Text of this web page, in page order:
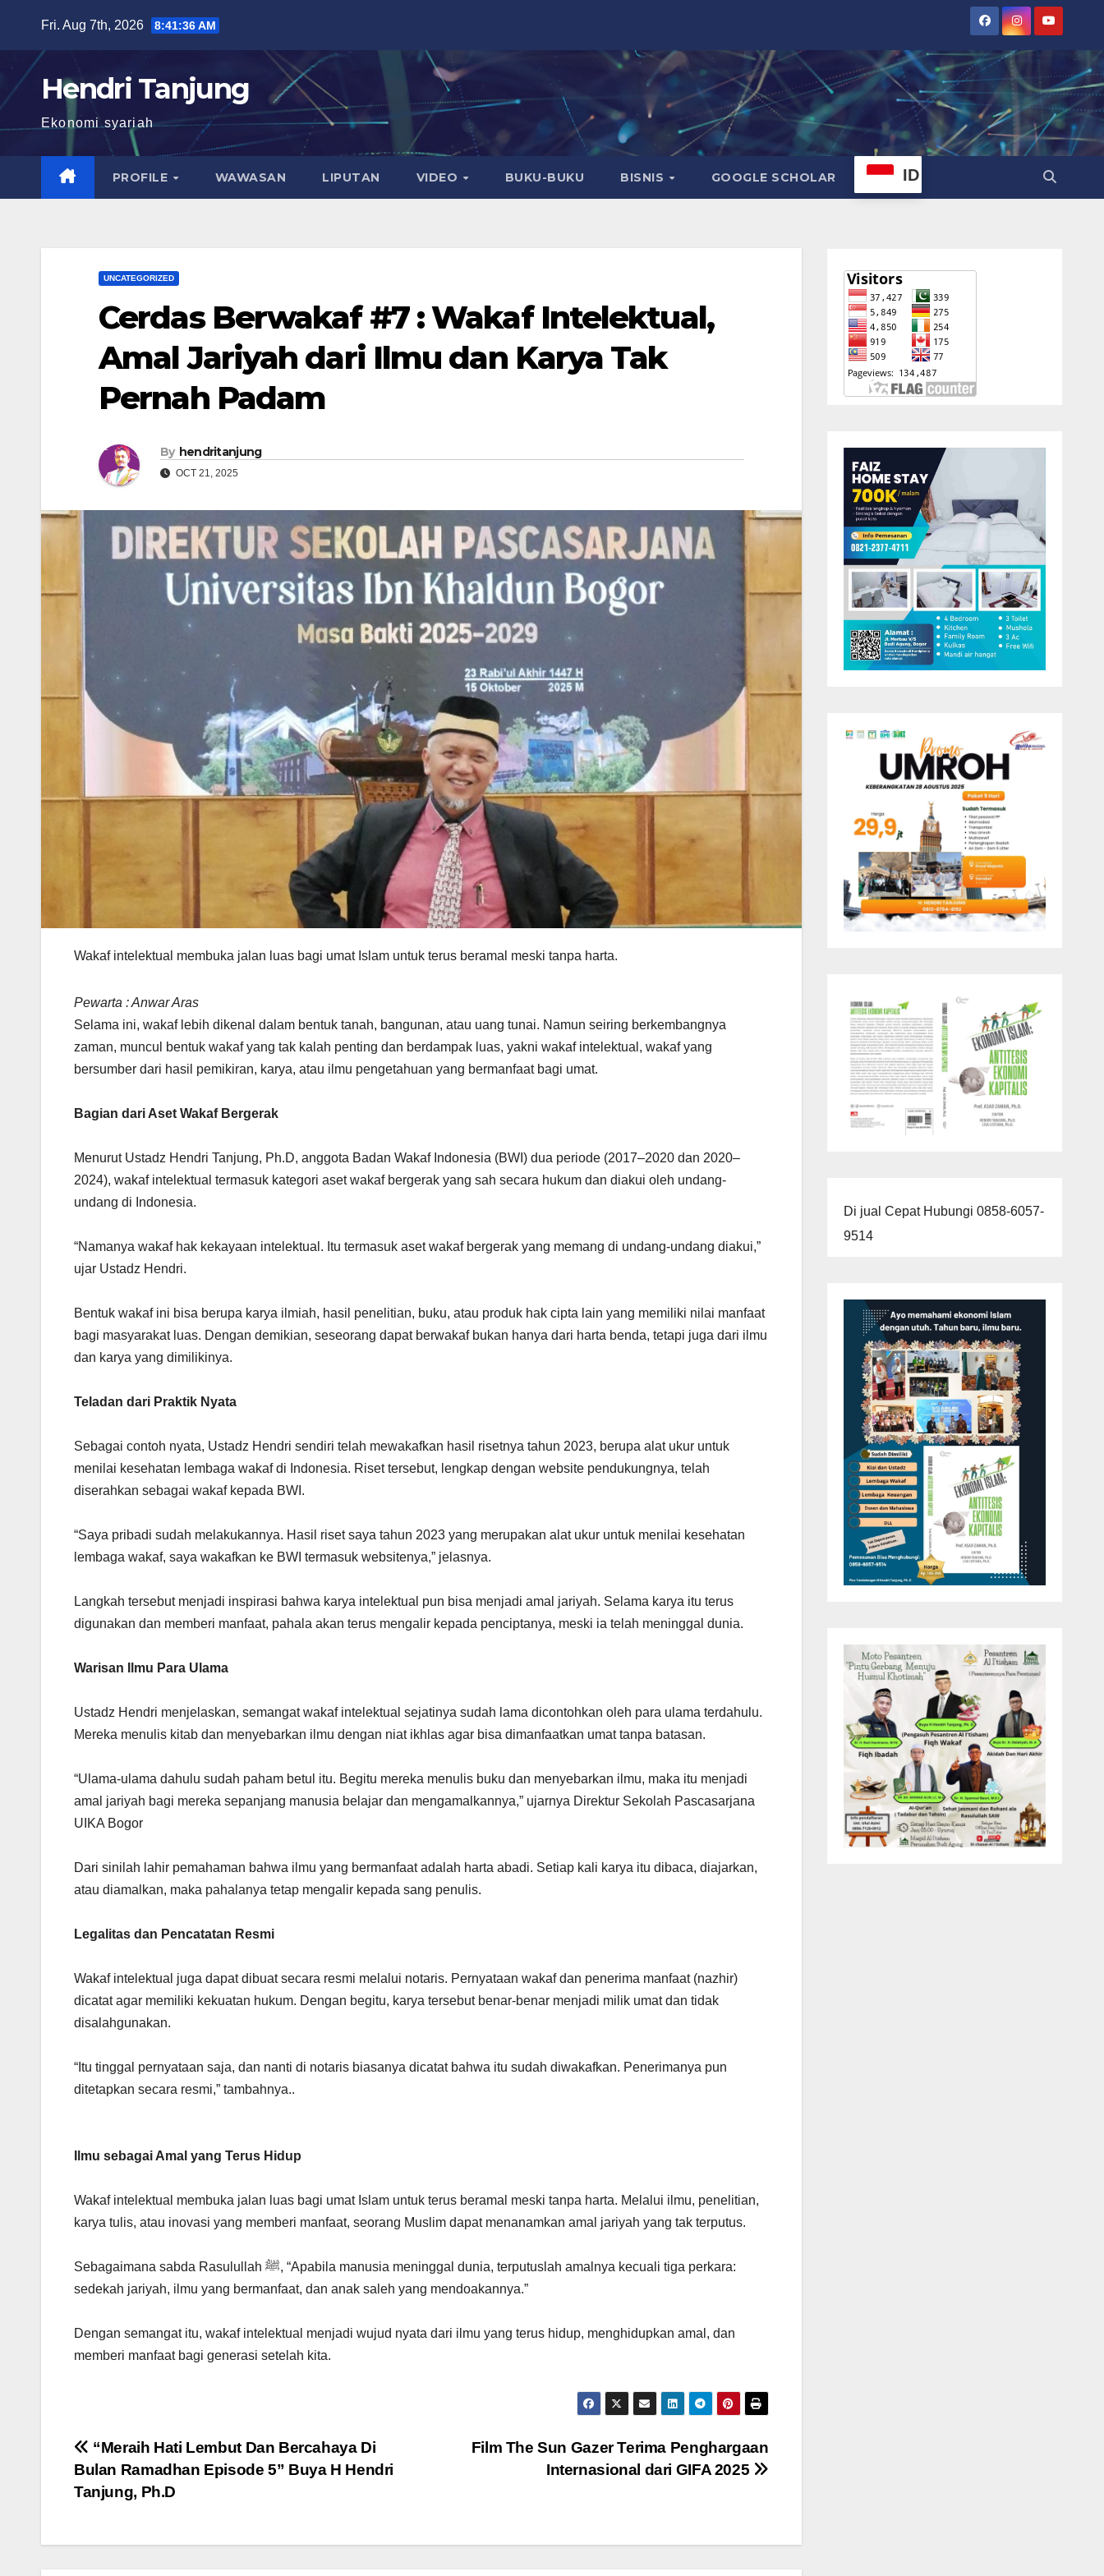
content
Fri. Aug 7th, 2026 8:41:37 AM
Hendri Tanjung
Ekonomi syariah
PROFILE WAWASAN LIPUTAN VIDEO BUKU-BUKU BISNIS GOOGLE SCHOLAR ID
UNCATEGORIZED
Cerdas Berwakaf #7 : Wakaf Intelektual,
Amal Jariyah dari Ilmu dan Karya Tak
Pernah Padam
By hendritanjung
OCT 21, 2025
Wakaf intelektual membuka jalan luas bagi umat Islam untuk terus beramal meski tanpa harta.
Pewarta : Anwar Aras
Selama ini, wakaf lebih dikenal dalam bentuk tanah, bangunan, atau uang tunai. Namun seiring berkembangnya
zaman, muncul bentuk wakaf yang tak kalah penting dan berdampak luas, yakni wakaf intelektual, wakaf yang
bersumber dari hasil pemikiran, karya, atau ilmu pengetahuan yang bermanfaat bagi umat.
Bagian dari Aset Wakaf Bergerak
Menurut Ustadz Hendri Tanjung, Ph.D, anggota Badan Wakaf Indonesia (BWI) dua periode (2017–2020 dan 2020–
2024), wakaf intelektual termasuk kategori aset wakaf bergerak yang sah secara hukum dan diakui oleh undang-
undang di Indonesia.
“Namanya wakaf hak kekayaan intelektual. Itu termasuk aset wakaf bergerak yang memang di undang-undang diakui,”
ujar Ustadz Hendri.
Bentuk wakaf ini bisa berupa karya ilmiah, hasil penelitian, buku, atau produk hak cipta lain yang memiliki nilai manfaat
bagi masyarakat luas. Dengan demikian, seseorang dapat berwakaf bukan hanya dari harta benda, tetapi juga dari ilmu
dan karya yang dimilikinya.
Teladan dari Praktik Nyata
Sebagai contoh nyata, Ustadz Hendri sendiri telah mewakafkan hasil risetnya tahun 2023, berupa alat ukur untuk
menilai kesehatan lembaga wakaf di Indonesia. Riset tersebut, lengkap dengan website pendukungnya, telah
diserahkan sebagai wakaf kepada BWI.
“Saya pribadi sudah melakukannya. Hasil riset saya tahun 2023 yang merupakan alat ukur untuk menilai kesehatan
lembaga wakaf, saya wakafkan ke BWI termasuk websitenya,” jelasnya.
Langkah tersebut menjadi inspirasi bahwa karya intelektual pun bisa menjadi amal jariyah. Selama karya itu terus
digunakan dan memberi manfaat, pahala akan terus mengalir kepada penciptanya, meski ia telah meninggal dunia.
Warisan Ilmu Para Ulama
Ustadz Hendri menjelaskan, semangat wakaf intelektual sejatinya sudah lama dicontohkan oleh para ulama terdahulu.
Mereka menulis kitab dan menyebarkan ilmu dengan niat ikhlas agar bisa dimanfaatkan umat tanpa batasan.
“Ulama-ulama dahulu sudah paham betul itu. Begitu mereka menulis buku dan menyebarkan ilmu, maka itu menjadi
amal jariyah bagi mereka sepanjang manusia belajar dan mengamalkannya,” ujarnya Direktur Sekolah Pascasarjana
UIKA Bogor
Dari sinilah lahir pemahaman bahwa ilmu yang bermanfaat adalah harta abadi. Setiap kali karya itu dibaca, diajarkan,
atau diamalkan, maka pahalanya tetap mengalir kepada sang penulis.
Legalitas dan Pencatatan Resmi
Wakaf intelektual juga dapat dibuat secara resmi melalui notaris. Pernyataan wakaf dan penerima manfaat (nazhir)
dicatat agar memiliki kekuatan hukum. Dengan begitu, karya tersebut benar-benar menjadi milik umat dan tidak
disalahgunakan.
“Itu tinggal pernyataan saja, dan nanti di notaris biasanya dicatat bahwa itu sudah diwakafkan. Penerimanya pun
ditetapkan secara resmi,” tambahnya..
Ilmu sebagai Amal yang Terus Hidup
Wakaf intelektual membuka jalan luas bagi umat Islam untuk terus beramal meski tanpa harta. Melalui ilmu, penelitian,
karya tulis, atau inovasi yang memberi manfaat, seorang Muslim dapat menanamkan amal jariyah yang tak terputus.
Sebagaimana sabda Rasulullah ﷺ, “Apabila manusia meninggal dunia, terputuslah amalnya kecuali tiga perkara:
sedekah jariyah, ilmu yang bermanfaat, dan anak saleh yang mendoakannya.”
Dengan semangat itu, wakaf intelektual menjadi wujud nyata dari ilmu yang terus hidup, menghidupkan amal, dan
memberi manfaat bagi generasi setelah kita.
Post
navigation
Film The Sun Gazer Terima Penghargaan
Internasional dari GIFA 2025
“Meraih Hati Lembut Dan Bercahaya Di
Bulan Ramadhan Episode 5” Buya H Hendri
Tanjung, Ph.D
Di jual Cepat Hubungi 0858-6057-
9514